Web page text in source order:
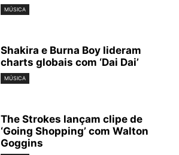
MÚSICA
Shakira e Burna Boy lideram
charts globais com ‘Dai Dai’
MÚSICA
The Strokes lançam clipe de
‘Going Shopping’ com Walton
Goggins